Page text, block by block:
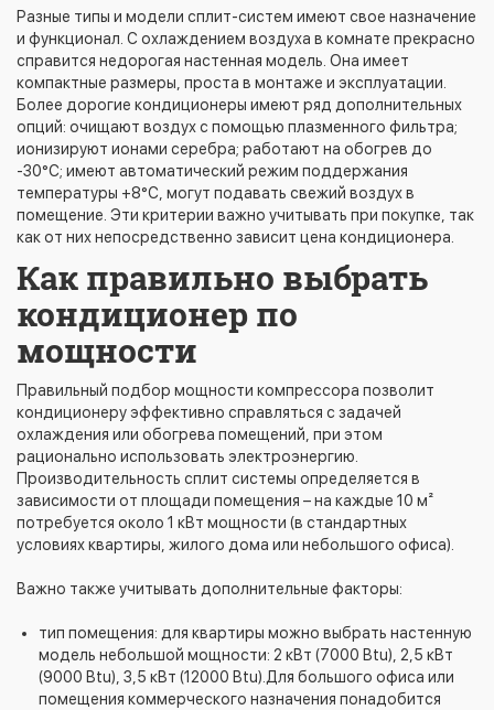
Разные типы и модели сплит-систем имеют свое назначение
и функционал. С охлаждением воздуха в комнате прекрасно
справится недорогая настенная модель. Она имеет
компактные размеры, проста в монтаже и эксплуатации.
Более дорогие кондиционеры имеют ряд дополнительных
опций: очищают воздух с помощью плазменного фильтра;
ионизируют ионами серебра; работают на обогрев до
-30°C; имеют автоматический режим поддержания
температуры +8°C, могут подавать свежий воздух в
помещение. Эти критерии важно учитывать при покупке, так
как от них непосредственно зависит цена кондиционера.
Как правильно выбрать
кондиционер по
мощности
Правильный подбор мощности компрессора позволит
кондиционеру эффективно справляться с задачей
охлаждения или обогрева помещений, при этом
рационально использовать электроэнергию.
Производительность сплит системы определяется в
зависимости от площади помещения – на каждые 10 м²
потребуется около 1 кВт мощности (в стандартных
условиях квартиры, жилого дома или небольшого офиса).
Важно также учитывать дополнительные факторы:
тип помещения: для квартиры можно выбрать настенную
модель небольшой мощности: 2 кВт (7000 Btu), 2,5 кВт
(9000 Btu), 3,5 кВт (12000 Btu).Для большого офиса или
помещения коммерческого назначения понадобится